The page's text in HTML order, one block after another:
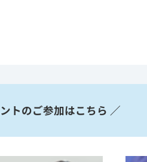
トのご参加はこちら ／